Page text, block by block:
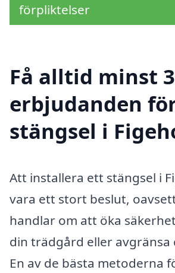
förpliktelser
Få alltid minst 3
erbjudanden
stängsel i
Att installera ett stängsel i
vara ett stort beslut,
handlar om att öka
din trädgård eller avgränsa
En av de bästa metoderna